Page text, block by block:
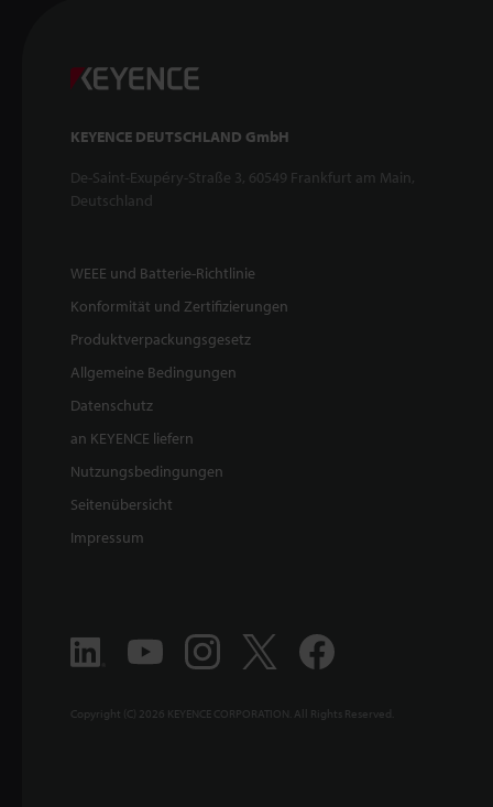
KEYENCE DEUTSCHLAND GmbH
De-Saint-Exupéry-Straße 3, 60549 Frankfurt am Main,
Deutschland
WEEE und Batterie-Richtlinie
Konformität und Zertifizierungen
Produktverpackungsgesetz
Allgemeine Bedingungen
Datenschutz
an KEYENCE liefern
Nutzungsbedingungen
Seitenübersicht
Impressum
Copyright (C) 2026 KEYENCE CORPORATION. All Rights Reserved.